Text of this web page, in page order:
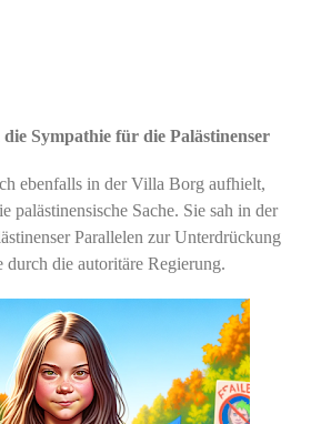
Sympathie für die Palästinenser
ebenfalls in der Villa Borg aufhielt,
palästinensische Sache. Sie sah in der
Parallelen zur Unterdrückung
durch die autoritäre Regierung.